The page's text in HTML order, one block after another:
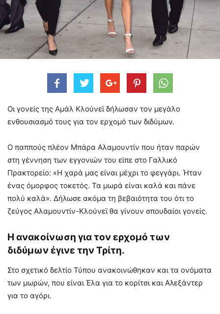
Οι γονείς της Αμάλ Κλούνεϊ δήλωσαν τον μεγάλο
ενθουσιασμό τους για τον ερχομό των διδύμων.
Ο παππούς πλέον Μπάρα Αλαμουντίν που ήταν παρών
στη γέννηση των εγγονιών του είπε στο Γαλλικό
Πρακτορείο: «Η χαρά μας είναι μέχρι το φεγγάρι. Ήταν
ένας όμορφος τοκετός. Τα μωρά είναι καλά και πάνε
πολύ καλά». Δήλωσε ακόμα τη βεβαιότητα του ότι το
ζεύγος Αλαμουντίν-Κλούνεϊ θα γίνουν σπουδαίοι γονείς.
Η ανακοίνωση για τον ερχομό των
διδύμων έγινε την Τρίτη.
Στο σχετικό δελτίο Τύπου ανακοινώθηκαν και τα ονόματα
των μωρών, που είναι Έλα για το κορίτσι και Αλεξάντερ
για το αγόρι.